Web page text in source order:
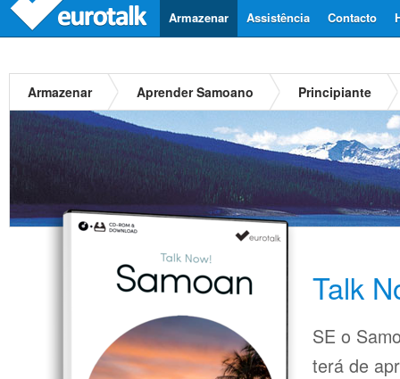
Contacto
Assistência
Armazenar
Armazenar Aprender Samoano Principiante
Talk
SE o
terá de